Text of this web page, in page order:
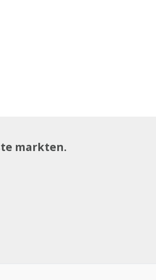
markten.